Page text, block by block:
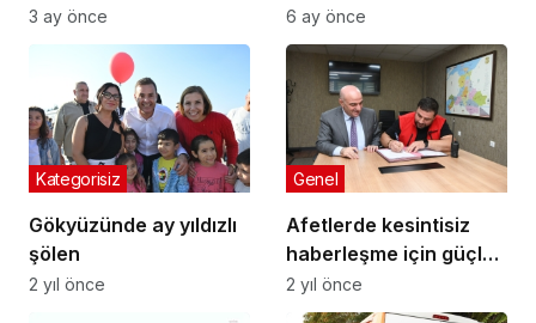
genci Ankara’da
buluşturacak
3 ay önce
Yaşam Alanları
6 ay önce
Gökyüzünde ay yıldızlı
şölen
Kategorisiz
2 yıl önce
Afetlerde kesintisiz
haberleşme için güçlü
iş birliği
Genel
2 yıl önce